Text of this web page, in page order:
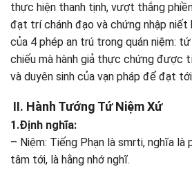
thực hiện thanh tịnh, vượt thắng
đạt trí chánh đạo và chứng nhập niết
của 4 phép an trú trong quán niệm:
chiếu mà hành giả thực chứng được
và duyên sinh của vạn pháp để đạt
II. Hành Tướng Tứ Niệm Xứ
1.Định nghĩa:
– Niệm: Tiếng Phạn là smrti, nghĩa
tâm tới, là hằng nhớ nghĩ.